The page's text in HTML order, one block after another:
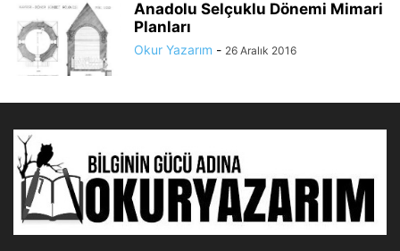
Anadolu Selçuklu Dönemi Mimari
Planları
Okur Yazarım - 26 Aralık 2016